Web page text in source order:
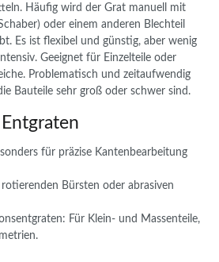
Häufig wird der Grat manuell mit
oder einem anderen Blechteil
Es ist flexibel und günstig, aber wenig
Geeignet für Einzelteile oder
Problematisch und zeitaufwendig
Bauteile sehr groß oder schwer sind.
für präzise Kantenbearbeitung
Bürsten oder abrasiven
Für Klein- und Massenteile,